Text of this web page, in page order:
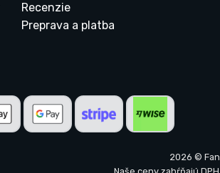
Recenzie
Preprava a platba
2026 ©